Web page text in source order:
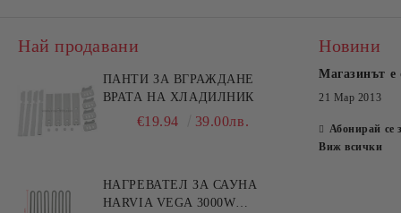
Най продавани
ПАНТИ ЗА ВГРАЖДАНЕ
ВРАТА НА ХЛАДИЛНИК
€19.94 39.00лв.
НАГРЕВАТЕЛ ЗА САУНА
HARVIA VEGA 3000W
Новини
Магазинът е
21 Мар 2013
Абонирай се
Виж всички